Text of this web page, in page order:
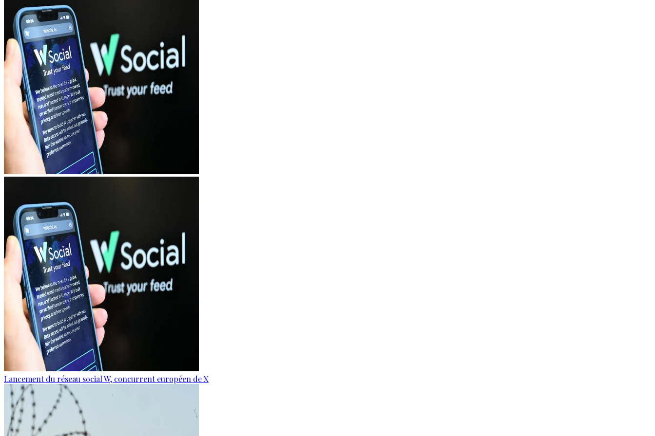
Lancement du réseau social W, concurrent européen de X